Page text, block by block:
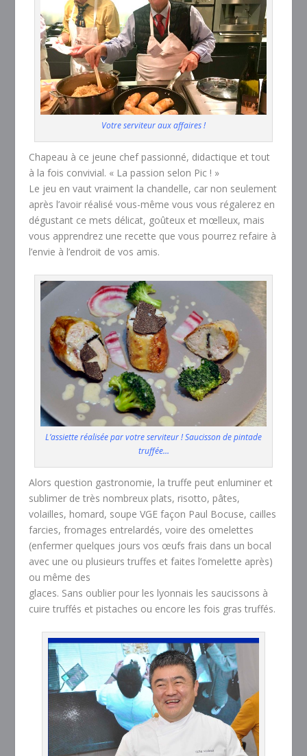
Votre serviteur aux affaires !
Chapeau à ce jeune chef passionné, didactique et tout
à la fois convivial. « La passion selon Pic ! »
Le jeu en vaut vraiment la chandelle, car non seulement
après l’avoir réalisé vous-même vous vous régalerez en
dégustant ce mets délicat, goûteux et mœlleux, mais
vous apprendrez une recette que vous pourrez refaire à
l’envie à l’endroit de vos amis.
L’assiette réalisée par votre serviteur ! Saucisson de pintade
truffée…
Alors question gastronomie, la truffe peut enluminer et
sublimer de très nombreux plats, risotto, pâtes,
volailles, homard, soupe VGE façon Paul Bocuse, cailles
farcies, fromages entrelardés, voire des omelettes
(enfermer quelques jours vos œufs frais dans un bocal
avec une ou plusieurs truffes et faites l’omelette après)
ou même des
glaces. Sans oublier pour les lyonnais les saucissons à
cuire truffés et pistaches ou encore les fois gras truffés.